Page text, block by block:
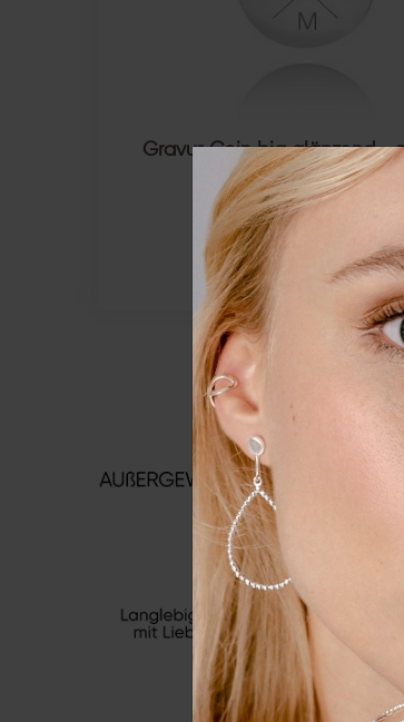
Gravur Coin big glänzend -
Initialen
925 STERLING SILBER
ab 49,00 €
Wir nutzen
Erfahrung zu